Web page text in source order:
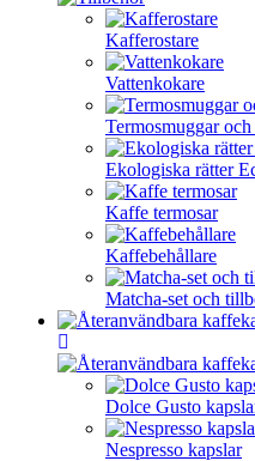
Kafferostare
Vattenkokare
Termosmuggar
Ekologiska rätter
Kaffe termosar
Kaffebehållare
Matcha-set och
Dolce Gusto
Nespresso kapslar